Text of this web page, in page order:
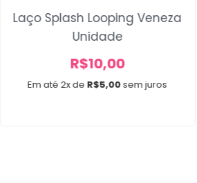
Em até 2x de R$5,00sem juros
Laço Splash Looping Veneza
Unidade
R$10,00